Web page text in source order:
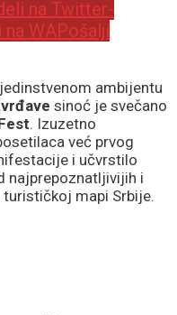
na Twitter-
na WAPošalji
ambijentu
sinoć je svečano
. Izuzetno
već prvog
i učvrstilo
najprepoznatljivijih i
mapi Srbije.